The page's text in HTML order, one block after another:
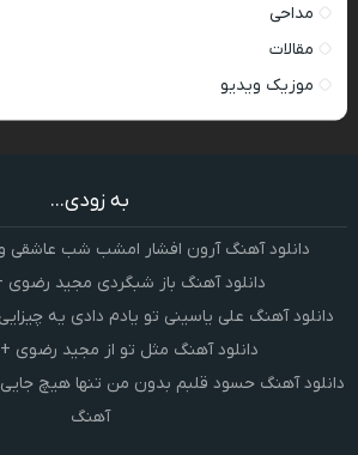
مداحی
مقالات
موزیک ویدیو
به زودی...
دانلود آهنگ آرون افشار امشب شب عاشقی
دانلود آهنگ باز شبگردی مجید
دانلود آهنگ علی یاسینی تو یادم دادی یه
دانلود آهنگ مثل تو از مجید رضوی
دانلود آهنگ حسود قلبم بدون من تنها هیچ
آهنگ